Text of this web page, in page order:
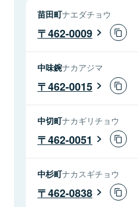
苗田町ナエダチョウ
462-0009
中味鋺ナカアジマ
462-0015
中切町ナカギリチョウ
462-0051
中杉町ナカスギチョウ
462-0838